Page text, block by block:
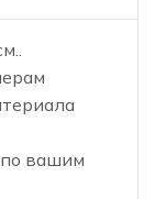
по вашим